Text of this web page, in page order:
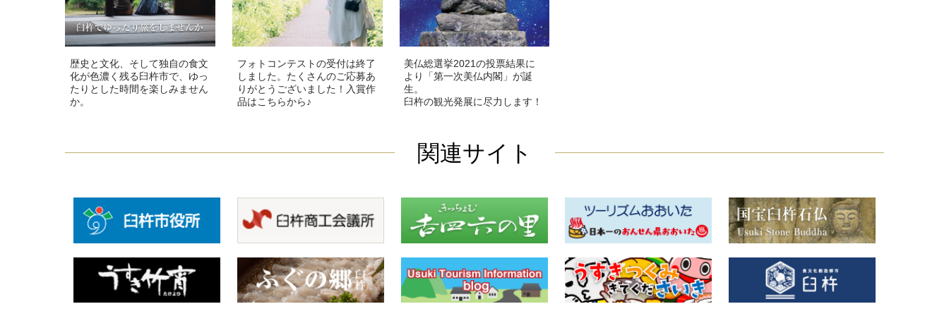
歴史と文化、そして独自の食文
化が色濃く残る臼杵市で、ゆっ
たりとした時間を楽しみません
か。
フォトコンテストの受付は終了
しました。たくさんのご応募あ
りがとうございました！入賞作
品はこちらから♪
美仏総選挙2021の投票結果に
より「第一次美仏内閣」が誕
生。
臼杵の観光発展に尽力します！
関連サイト